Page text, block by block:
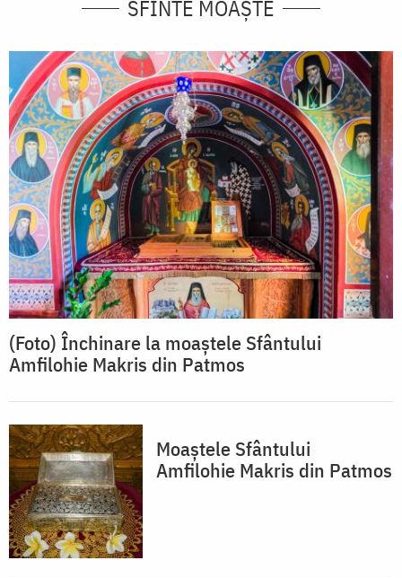
SFINTE MOAȘTE
(Foto) Închinare la moaștele Sfântului
Amfilohie Makris din Patmos
Moaștele Sfântului
Amfilohie Makris din Patmos